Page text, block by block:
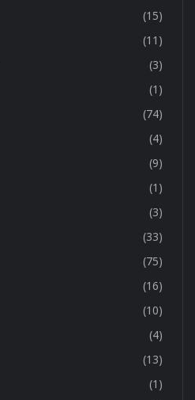
(15)
(11)
(3)
(1)
(74)
(4)
(9)
(1)
(3)
(33)
(75)
(16)
(10)
(4)
(13)
(1)